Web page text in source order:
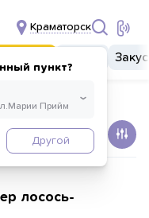
Краматорск
пункт?
Другой
лосось-